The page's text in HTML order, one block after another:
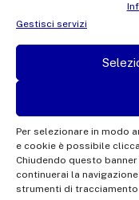
Gestisci servizi
Per selezionare in modo
e cookie è possibile
Chiudendo questo
continuerai la
strumenti di
Privacy Policy
This site is protected by
Serviceapply.